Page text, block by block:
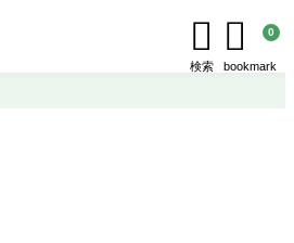

検索
 0
bookmark